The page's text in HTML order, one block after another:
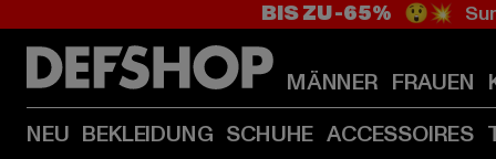
BIS ZU -65% 😲💥
MÄNNER FRAUEN
NEU BEKLEIDUNG SCHUHE ACCESSOIRES